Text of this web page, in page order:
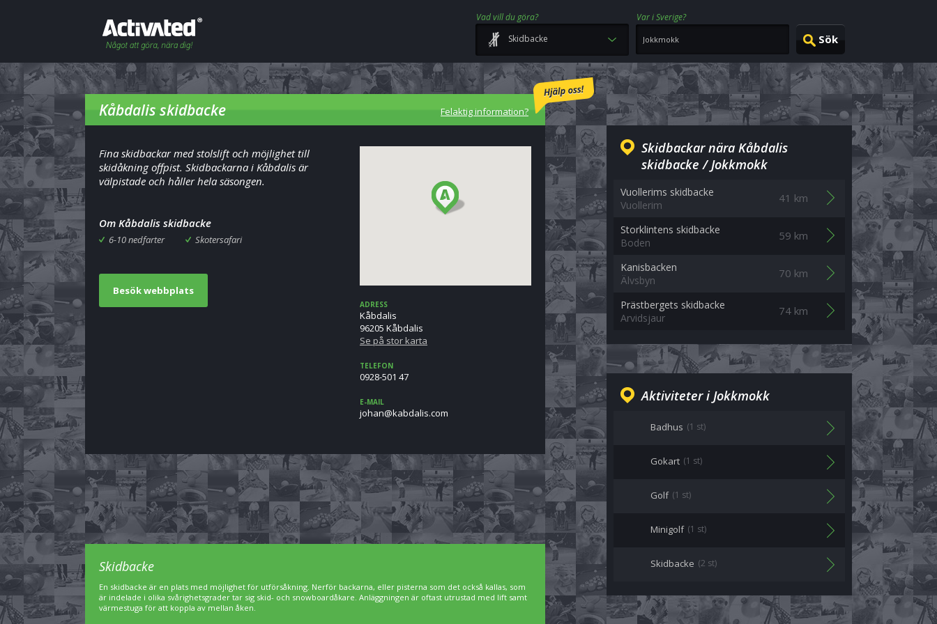
Vad vill du göra?
Var i Sverige?
Skidbacke
Kåbdalis skidbacke Felaktig information?
Fina skidbackar med stolslift och möjlighet till
skidåkning offpist. Skidbackarna i Kåbdalis är
välpistade och håller hela säsongen.
Om Kåbdalis skidbacke
6-10 nedfarter Skotersafari
Besök webbplats
ADRESS
Kåbdalis
96205 Kåbdalis
Se på stor karta
TELEFON
0928-501 47
E-MAIL
moc.siladbak@nahoj
Skidbackar nära Kåbdalis
skidbacke / Jokkmokk
Vuollerims skidbacke
Vuollerim
41 km
Storklintens skidbacke
Boden
59 km
Kanisbacken
Älvsbyn
70 km
Prästbergets skidbacke
Arvidsjaur
74 km
Aktiviteter i Jokkmokk
Badhus (1 st)
Gokart (1 st)
Golf (1 st)
Minigolf (1 st)
Skidbacke (2 st)
Skidbacke
En skidbacke är en plats med möjlighet för utförsåkning. Nerför backarna, eller pisterna som det också kallas, som
är indelade i olika svårighetsgrader tar sig skid- och snowboardåkare. Anläggningen är oftast utrustad med lift samt
värmestuga för att koppla av mellan åken.